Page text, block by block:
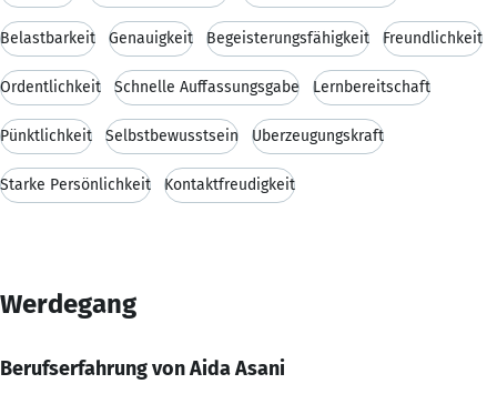
Belastbarkeit Genauigkeit Begeisterungsfähigkeit Freundlichkeit
Ordentlichkeit Schnelle Auffassungsgabe Lernbereitschaft
Pünktlichkeit Selbstbewusstsein Überzeugungskraft
Starke Persönlichkeit Kontaktfreudigkeit
Werdegang
Berufserfahrung von Aida Asani